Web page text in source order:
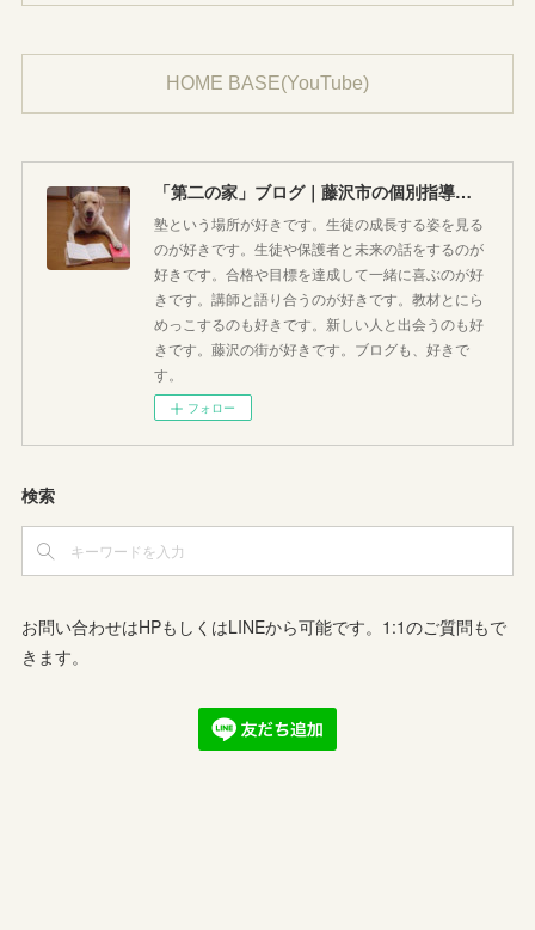
HOME BASE(YouTube)
「第二の家」ブログ｜藤沢市の個別指導塾のお話
塾という場所が好きです。生徒の成長する姿を見る
のが好きです。生徒や保護者と未来の話をするのが
好きです。合格や目標を達成して一緒に喜ぶのが好
きです。講師と語り合うのが好きです。教材とにら
めっこするのも好きです。新しい人と出会うのも好
きです。藤沢の街が好きです。ブログも、好きで
す。
フォロー
検索
お問い合わせはHPもしくはLINEから可能です。1:1のご質問もで
きます。